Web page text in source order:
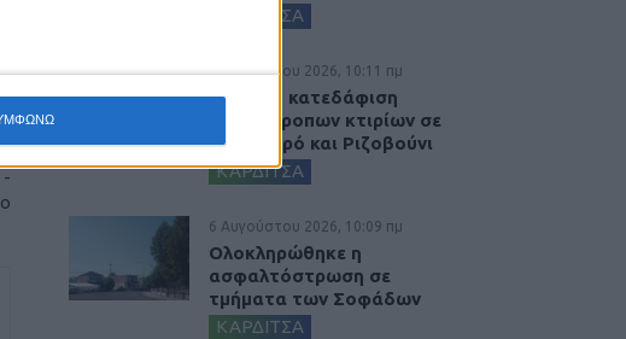
-
ΚΑΡΔΙΤΣΑ
6 Αυγούστου 2026, 10:11 πμ
Ξεκινά η κατεδάφιση
ετοιμόρροπων κτιρίων σε
Αγναντερό και Ριζοβούνι
ΚΑΡΔΙΤΣΑ
6 Αυγούστου 2026, 10:09 πμ
Ολοκληρώθηκε η
ασφαλτόστρωση σε
τμήματα των Σοφάδων
ΚΑΡΔΙΤΣΑ